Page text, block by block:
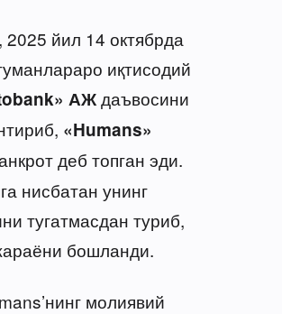
2025 йил 14 октябрда
иқтисодий
АЖдаъвосини
«Humans»
деб топган эди.
нисбатан унинг
тугатмасдан туриб,
бошланди.
молиявий